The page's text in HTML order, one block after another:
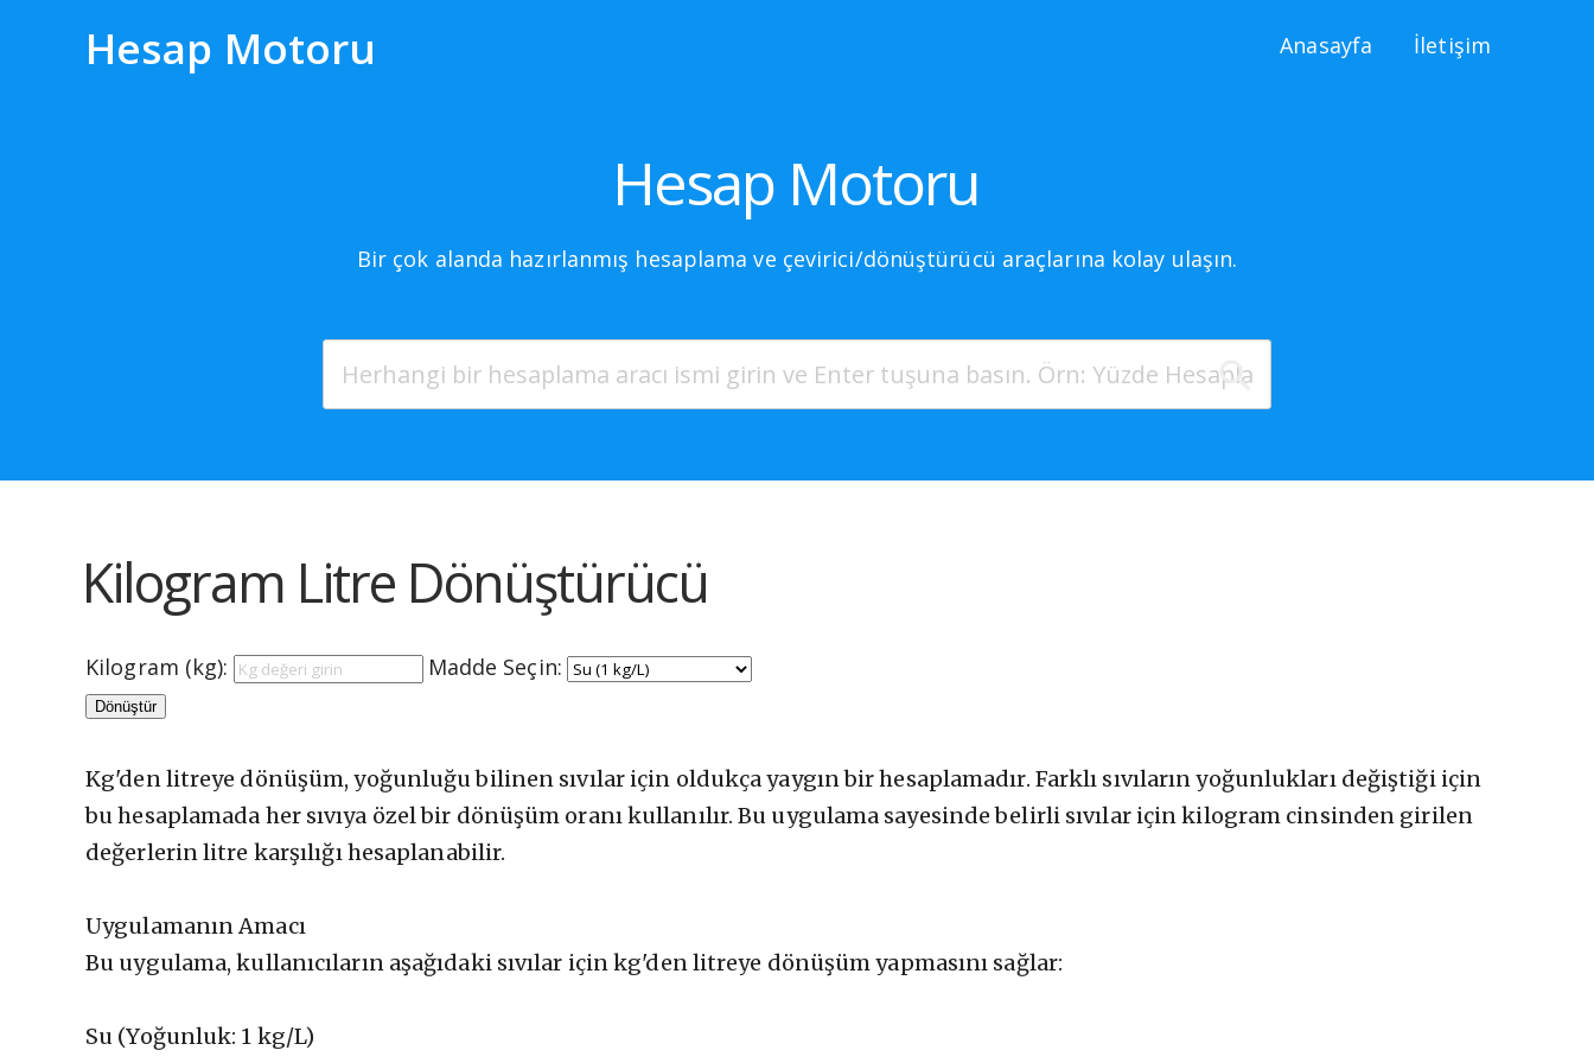
Hesap Motoru Anasayfa İletişim
Hesap Motoru
Bir çok alanda hazırlanmış hesaplama ve çevirici/dönüştürücü araçlarına kolay ulaşın.
Kilogram Litre Dönüştürücü
Kilogram (kg): Madde Seçin:
Dönüştür
Kg'den litreye dönüşüm, yoğunluğu bilinen sıvılar için oldukça yaygın bir hesaplamadır. Farklı sıvıların yoğunlukları değiştiği için
bu hesaplamada her sıvıya özel bir dönüşüm oranı kullanılır. Bu uygulama sayesinde belirli sıvılar için kilogram cinsinden girilen
değerlerin litre karşılığı hesaplanabilir.
Uygulamanın Amacı
Bu uygulama, kullanıcıların aşağıdaki sıvılar için kg'den litreye dönüşüm yapmasını sağlar:
Su (Yoğunluk: 1 kg/L)
Subscribe
Twitter
Hacker News